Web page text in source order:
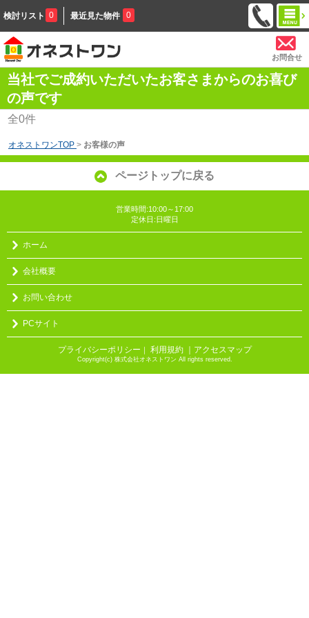
検討リスト 0 最近見た物件 0
お問合せ
当社でご成約いただいたお客さまからのお喜び
の声です
全0件
オネストワンTOP > お客様の声
ページトップに戻る
営業時間:10:00～17:00
定休日:日曜日
ホーム
会社概要
お問い合わせ
PCサイト
プライバシーポリシー ｜ 利用規約 ｜アクセスマップ
Copyright(c) 株式会社オネストワン All rights reserved.